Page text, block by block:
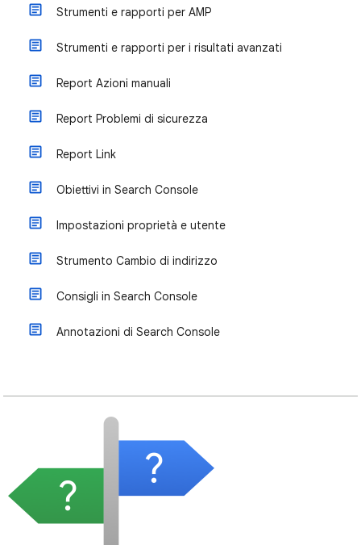
Strumenti e rapporti per AMP
Strumenti e rapporti per i risultati avanzati
Report Azioni manuali
Report Problemi di sicurezza
Report Link
Obiettivi in Search Console
Impostazioni proprietà e utente
Strumento Cambio di indirizzo
Consigli in Search Console
Annotazioni di Search Console